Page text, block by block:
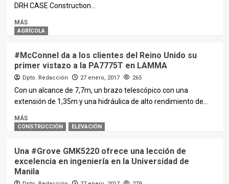
DRH CASE Construction...
MÁS
AGRÍCOLA
#McConnel da a los clientes del Reino Unido su
primer vistazo a la PA7775T en LAMMA
Dpto. Redacción 27 enero, 2017 265
Con un alcance de 7,7m, un brazo telescópico con una
extensión de 1,35m y una hidráulica de alto rendimiento de...
MÁS
CONSTRUCCIÓN ELEVACIÓN
Una #Grove GMK5220 ofrece una lección de
excelencia en ingeniería en la Universidad de
Manila